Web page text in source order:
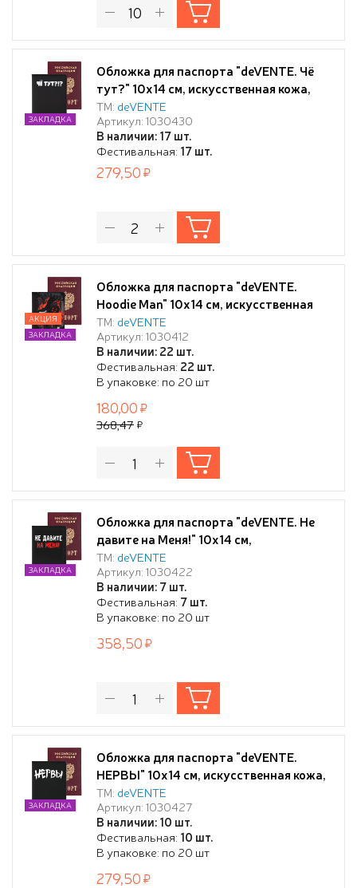
Обложка для паспорта "deVENTE. Чё
тут?" 10x14 см, искусственная кожа,
поролон, шелкография, отстрочка, 3
отделения для визиток, в пластиковом
пакете с европодвесом
ТМ: deVENTE
Артикул: 1030430
В наличии: 17 шт.
Фестивальная: 17 шт.
ЗАКЛАДКА
279,50
Обложка для паспорта "deVENTE.
Hoodie Man" 10x14 см, искусственная
кожа, поролон, шелкография,
отстрочка, 3 отделения для визиток, в
пластиковом пакете с европодвесом
ТМ: deVENTE
Артикул: 1030412
В наличии: 22 шт.
Фестивальная: 22 шт.
В упаковке: по 20 шт
АКЦИЯ
ЗАКЛАДКА
180,00
368,47
Обложка для паспорта "deVENTE. Не
давите на Меня!" 10x14 см,
искусственная кожа, поролон,
шелкография, отстрочка, 3 отделения
для визиток, в пластиковом пакете с
европодвесом
ТМ: deVENTE
Артикул: 1030422
В наличии: 7 шт.
Фестивальная: 7 шт.
В упаковке: по 20 шт
ЗАКЛАДКА
358,50
Обложка для паспорта "deVENTE.
НЕРВЫ" 10x14 см, искусственная кожа,
поролон, шелкография, отстрочка, 3
отделения для визиток, в пластиковом
пакете с европодвесом
ТМ: deVENTE
Артикул: 1030427
В наличии: 10 шт.
Фестивальная: 10 шт.
В упаковке: по 20 шт
ЗАКЛАДКА
279,50